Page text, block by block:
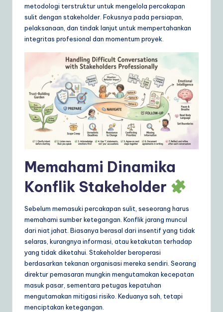
G
ui
d
ft
w
S
o
lu
metodologi terstruktur untuk mengelola percakapan
sulit dengan stakeholder. Fokusnya pada persiapan,
pelaksanaan, dan tindak lanjut untuk mempertahankan
integritas profesional dan momentum proyek.
Memahami Dinamika
Konflik Stakeholder
Sebelum memasuki percakapan sulit, seseorang harus
memahami sumber ketegangan. Konflik jarang muncul
dari niat jahat. Biasanya berasal dari insentif yang tidak
selaras, kurangnya informasi, atau ketakutan terhadap
yang tidak diketahui. Stakeholder beroperasi
berdasarkan tekanan organisasi mereka sendiri. Seorang
direktur pemasaran mungkin mengutamakan kecepatan
masuk pasar, sementara petugas kepatuhan
mengutamakan mitigasi risiko. Keduanya sah, tetapi
menciptakan ketegangan.